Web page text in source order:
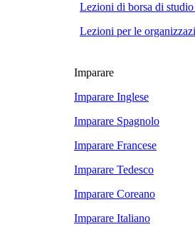
Lezioni di borsa di studio
Lezioni per le
Imparare
Imparare Inglese
Imparare Spagnolo
Imparare Francese
Imparare Tedesco
Imparare Coreano
Imparare Italiano